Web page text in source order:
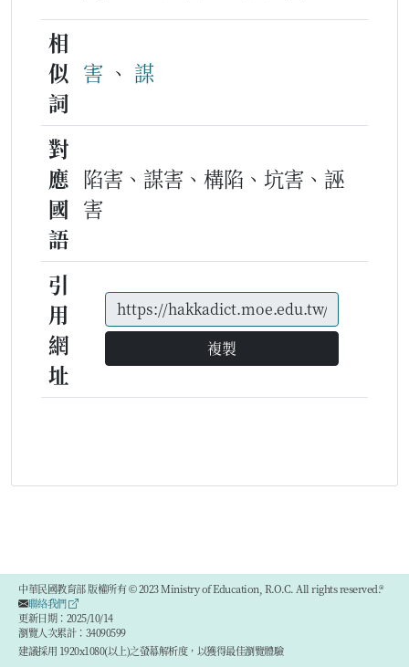
相
似
詞
害 、 謀
對
應
國
語
陷害、謀害、構陷、坑害、誣
害
引
用
網
址
複製
中華民國教育部 版權所有 © 2023 Ministry of Education, R.O.C. All rights reserved.®
聯絡我們
更新日期：2025/10/14
瀏覽人次累計：34090599
建議採用 1920x1080(以上)之螢幕解析度，以獲得最佳瀏覽體驗